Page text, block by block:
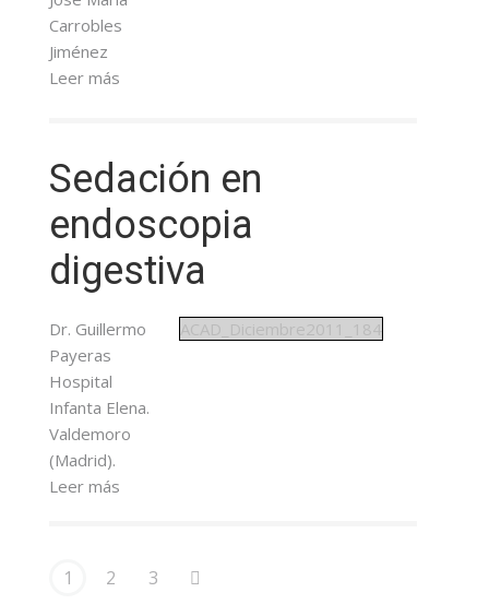
Carrobles
Jiménez
Leer más
Sedación en
endoscopia
digestiva
Dr. Guillermo
Payeras
Hospital
Infanta Elena.
Valdemoro
(Madrid).
ACAD_Diciembre2011_184
Leer más
1 2 3